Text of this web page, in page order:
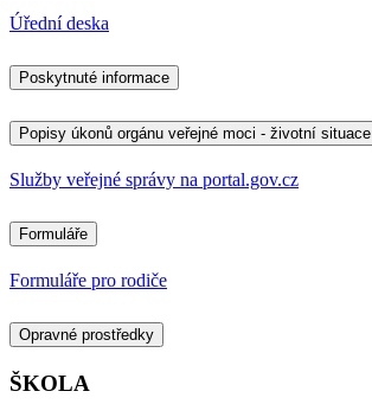
Úřední deska
Poskytnuté informace
Popisy úkonů orgánu veřejné moci - životní situace
Služby veřejné správy na portal.gov.cz
Formuláře
Formuláře pro rodiče
Opravné prostředky
ŠKOLA